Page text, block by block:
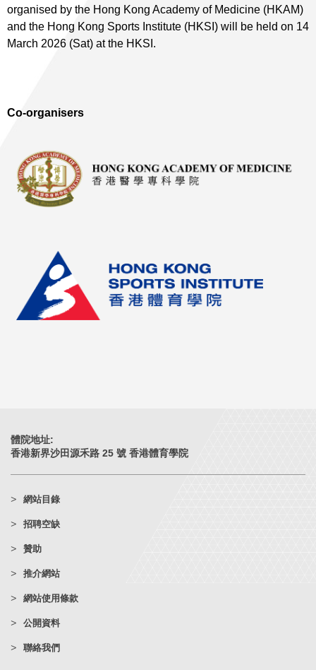
organised by the Hong Kong Academy of Medicine (HKAM)
and the Hong Kong Sports Institute (HKSI) will be held on 14
March 2026 (Sat) at the HKSI.
Co-organisers
體院地址:
香港新界沙田源禾路 25 號 香港體育學院
網站目錄
招聘空缺
贊助
推介網站
網站使用條款
公開資料
聯絡我們